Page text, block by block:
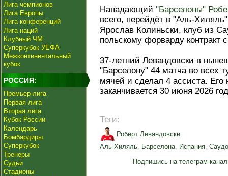
Лига чемпионов
Лига Европы
Лига конференций
Лига наций
Клубный ЧМ
Суперкубок УЕФА
Межконтинентальный
кубок
РОССИЯ:
Премьер-лига
Первая лига
Вторая лига
Кубок России
Календарь
Бомбардиры
Суперкубок
Тренеры
Судьи
Стадионы
Нападающий "Барселоны"
всего, перейдёт в "Аль-
Ярослав Колиньски, клуб из
польскому форварду контракт
37-летний Левандовски в
"Барселону" 44 матча во всех
мячей и сделал 4 ассиста. Его
заканчивается 30 июня 2026
Теги:
Роберт Левандовски
Аль-Хиляль, Барселона, Испания,
Подпишись на телеграм-